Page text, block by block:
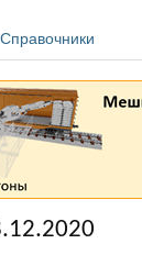
Справочники